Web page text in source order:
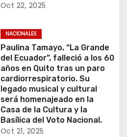
Oct 22, 2025
NACIONALES
Paulina Tamayo, “La Grande
del Ecuador”, falleció a los 60
años en Quito tras un paro
cardiorrespiratorio. Su
legado musical y cultural
será homenajeado en la
Casa de la Cultura y la
Basílica del Voto Nacional.
Oct 21, 2025